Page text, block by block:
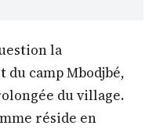
la
camp Mbodjbé,
du village.
réside en